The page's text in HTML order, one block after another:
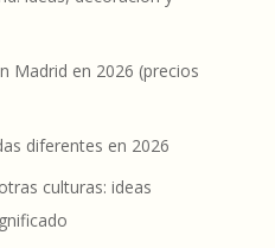
Madrid en 2026 (precios
diferentes en 2026
culturas: ideas